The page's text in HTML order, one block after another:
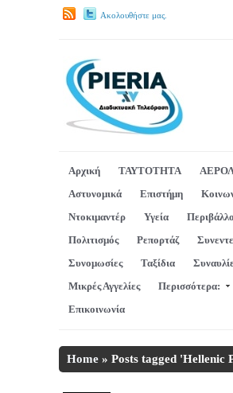
Ακολουθήστε μας.
Αρχική ΤΑΥΤΟΤΗΤΑ
Αστυνομικά
Επιστήμη
Ντοκιμαντέρ
Υγεία
Πολιτισμός
Ρεπορτάζ
Συνομωσίες
Ταξίδια
Μικρές Αγγελίες
Περισσότερα:
Επικοινωνία
Home » Posts tagged 'Hellenic